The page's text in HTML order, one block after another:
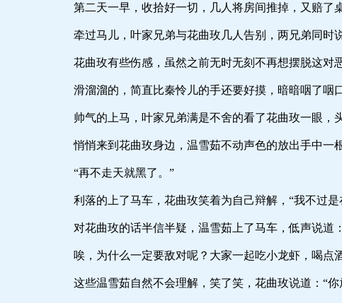
第二天一早，收拾好一切，几人将房间推掉，又赔了桌椅
牵过马儿，叶家兄弟与花曲玫几人告别，两兄弟同时说道：
花曲玫有些伤感，虽然之前无时无刻不再想摆脱这对恶魔兄
滑溜溜的，简直比秦怜儿的手还要好摸，暗暗咽了咽口水
帅气的上马，叶家兄弟满是不舍的看了花曲玫一眼，头
悄悄来到花曲玫身边，温雪茹不动声色的放出手中一根银针
“再不走天就黑了。”
利落的上了马车，花曲玫笑着为自己辩解，“我不过是在
对花曲玫的话半信半疑，温雪茹上了马车，低声说道：“不
唉，为什么一定要敌对呢？大家一起吃小龙虾，喝点酒
这些温雪茹自然不会理解，笑了笑，花曲玫说道：“你放